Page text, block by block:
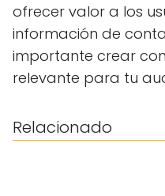
ofrecer valor a los
información de
importante crear
relevante para tu
Relacionado